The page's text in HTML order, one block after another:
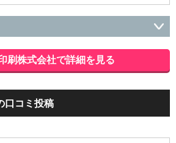
スコミ
接客・小売・流通・外食・食
・エンターテイメント・ゲーム関連
美
職
クリエイティブ・デザイン・映像・
コンパニオン
交通・建築・土木技術職
医療・福祉・
刷株式会社で詳細を見る
口コミ投稿